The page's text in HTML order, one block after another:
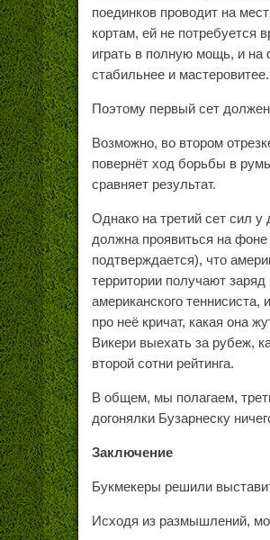
поединков проводит на
кортам, ей не потребуется
играть в полную мощь, и
стабильнее и мастеровитее.
Поэтому первый сет
Возможно, во втором
повернёт ход борьбы в
сравняет результат.
Однако на третий сет сил у
должна проявиться на
подтверждается), что
территории получают
американского
про неё кричат, какая она
Викери выехать за рубеж,
второй сотни рейтинга.
В общем, мы полагаем,
догонялки Бузарнеску
Заключение
Букмекеры решили
Исходя из размышлений,